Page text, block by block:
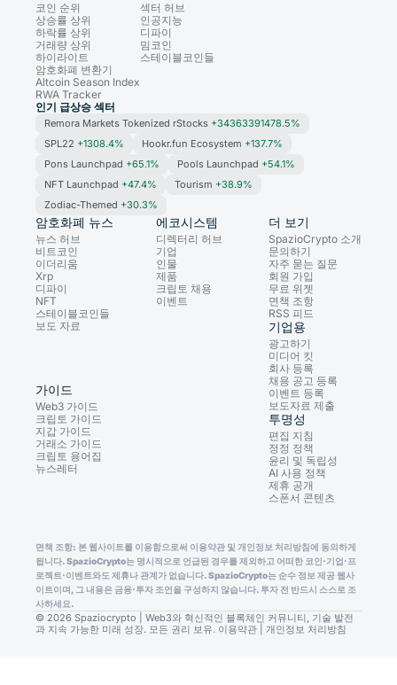
코인 순위
상승률 상위
하락률 상위
거래량 상위
하이라이트
암호화폐 변환기
Altcoin Season Index
RWA Tracker
섹터 허브
인공지능
디파이
밈코인
스테이블코인들
인기 급상승 섹터
Remora Markets Tokenized rStocks +34363391478.5%
SPL22 +1308.4% Hookr.fun Ecosystem +137.7%
Pons Launchpad +65.1% Pools Launchpad +54.1%
NFT Launchpad +47.4% Tourism +38.9%
Zodiac-Themed +30.3%
암호화폐 뉴스
뉴스 허브
비트코인
이더리움
Xrp
디파이
NFT
스테이블코인들
보도 자료
에코시스템
디렉터리 허브
기업
인물
제품
크립토 채용
이벤트
가이드
Web3 가이드
크립토 가이드
지갑 가이드
거래소 가이드
크립토 용어집
뉴스레터
더 보기
SpazioCrypto 소개
문의하기
자주 묻는 질문
회원 가입
무료 위젯
면책 조항
RSS 피드
기업용
광고하기
미디어 킷
회사 등록
채용 공고 등록
이벤트 등록
보도자료 제출
투명성
편집 지침
정정 정책
윤리 및 독립성
AI 사용 정책
제휴 공개
스폰서 콘텐츠
면책 조항: 본 웹사이트를 이용함으로써 이용약관 및 개인정보 처리방침에 동의하게
됩니다. SpazioCrypto는 명시적으로 언급된 경우를 제외하고 어떠한 코인·기업·프
로젝트·이벤트와도 제휴나 관계가 없습니다. SpazioCrypto는 순수 정보 제공 웹사
이트이며, 그 내용은 금융·투자 조언을 구성하지 않습니다. 투자 전 반드시 스스로 조
사하세요.
© 2026 Spaziocrypto | Web3와 혁신적인 블록체인 커뮤니티, 기술 발전
과 지속 가능한 미래 성장. 모든 권리 보유. 이용약관 개인정보 처리방침